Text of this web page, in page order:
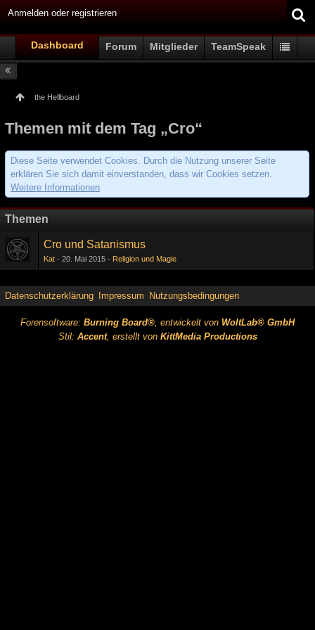
Anmelden oder registrieren
Dashboard Forum Mitglieder TeamSpeak
the Hellboard
Themen mit dem Tag „Cro“
Diese Seite verwendet Cookies. Durch die Nutzung unserer Seite
erklären Sie sich damit einverstanden, dass wir Cookies setzen.
Weitere Informationen
Themen
Cro und Satanismus
Kat 20. Mai 2015 Religion und Magie
Datenschutzerklärung Impressum Nutzungsbedingungen
Forensoftware: Burning Board®, entwickelt von WoltLab® GmbH
Stil: Accent, erstellt von KittMedia Productions